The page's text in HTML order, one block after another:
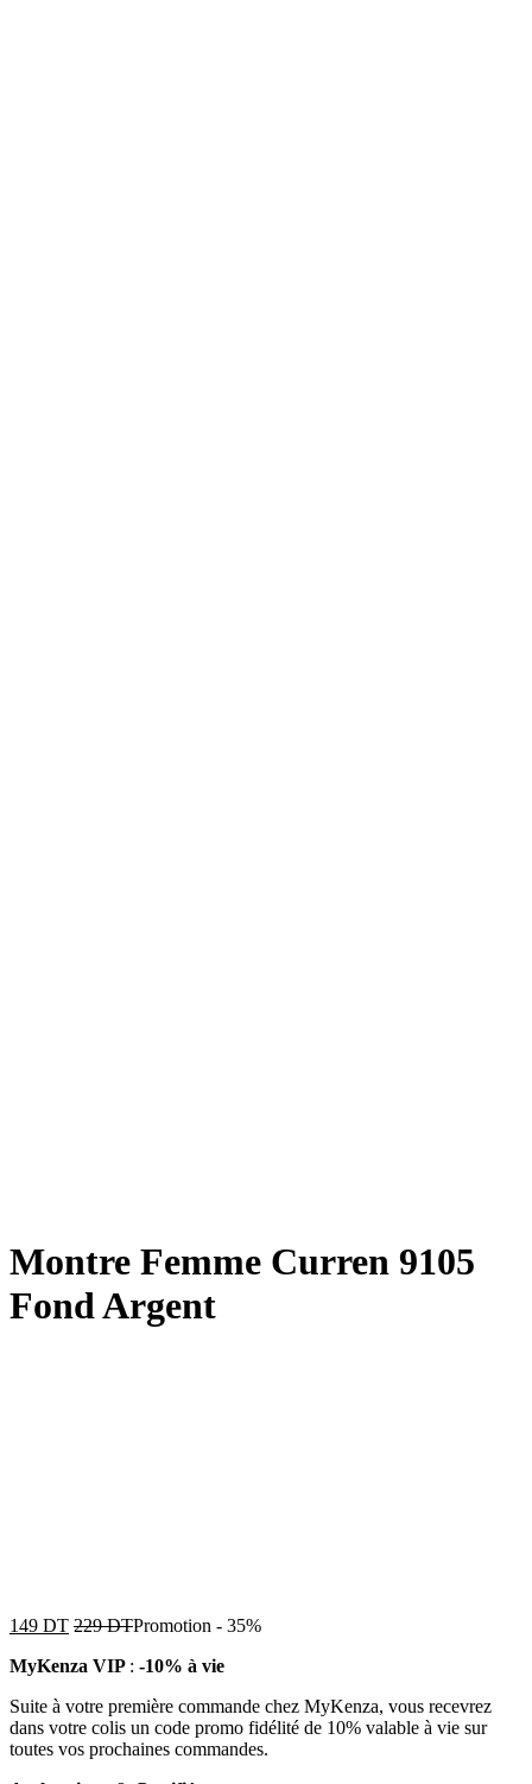
Montre Femme Curren 9105
Fond Argent
149 DT 229DTPromotion - 35%
MyKenza VIP : -10% à vie
Suite à votre première commande chez MyKenza, vous recevrez
dans votre colis un code promo fidélité de 10% valable à vie sur
toutes vos prochaines commandes.